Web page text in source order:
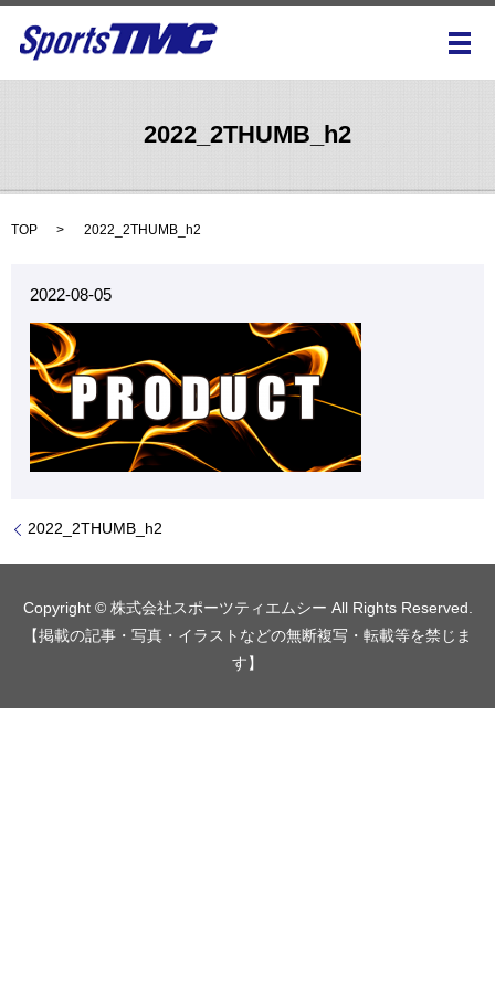
メ
2022_2THUMB_h2
TOP 2022_2THUMB_h2
2022-08-05
2022_2THUMB_h2
Copyright © 株式会社スポーツティエムシー All Rights Reserved.
【掲載の記事・写真・イラストなどの無断複写・転載等を禁じま
す】